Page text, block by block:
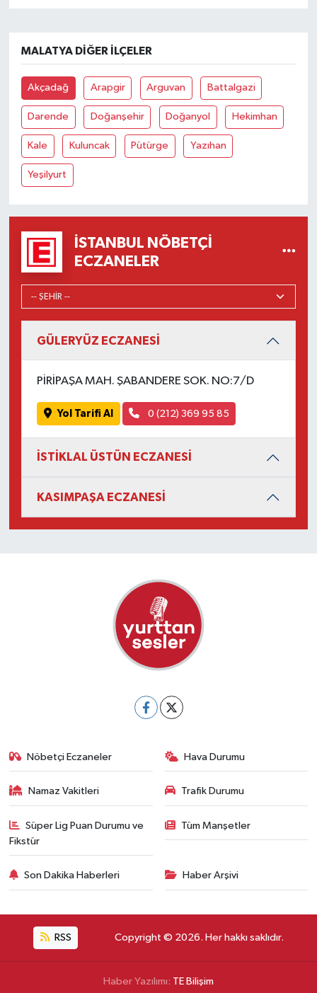
MALATYA DIĞER İLÇELER
Akçadağ Arapgir Arguvan Battalgazi
Darende Doğanşehir Doğanyol Hekimhan
Kale Kuluncak Pütürge Yazıhan
Yeşilyurt
İSTANBUL NÖBETÇI
ECZANELER
GÜLERYÜZ ECZANESİ
PİRİPAŞA MAH. ŞABANDERE SOK. NO:7/D
Yol Tarifi Al 0 (212) 369 95 85
İSTİKLAL ÜSTÜN ECZANESİ
KASIMPAŞA ECZANESİ
Nöbetçi Eczaneler Hava Durumu
Namaz Vakitleri Trafik Durumu
Süper Lig Puan Durumu ve
Fikstür
Tüm Manşetler
Son Dakika Haberleri Haber Arşivi
RSS Copyright © 2026. Her hakkı saklıdır.
Haber Yazılımı: TE Bilişim